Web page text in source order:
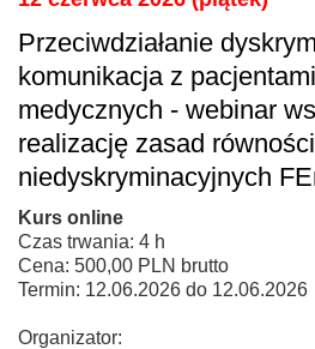
Przeciwdziałanie
komunikacja z
medycznych - webinar
realizację zasad
niedyskryminacyjnych
Kurs online
Czas trwania: 4 h
Cena: 500,00 PLN brutto
Termin: 12.06.2026 do 12.06.2026
Organizator: